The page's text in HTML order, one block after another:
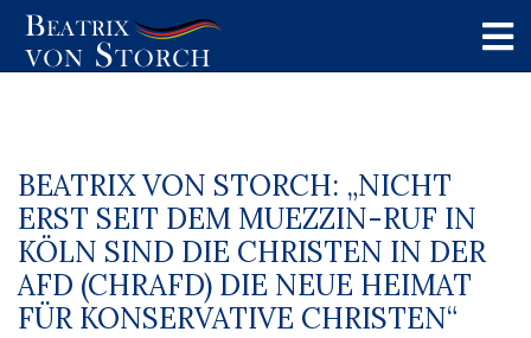
BEATRIX VON STORCH: „NICHT
ERST SEIT DEM MUEZZIN-RUF IN
KÖLN SIND DIE CHRISTEN IN DER
AFD (CHRAFD) DIE NEUE HEIMAT
FÜR KONSERVATIVE CHRISTEN“